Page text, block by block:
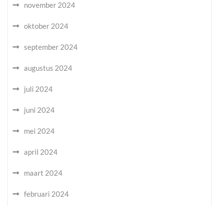
november 2024
oktober 2024
september 2024
augustus 2024
juli 2024
juni 2024
mei 2024
april 2024
maart 2024
februari 2024